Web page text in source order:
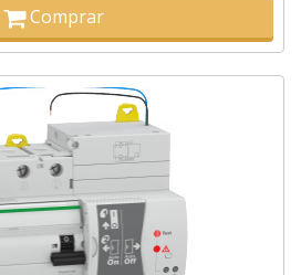
Comprar